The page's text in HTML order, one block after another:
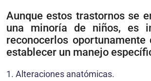
Aunque estos trastornos se
una minoría de niños, es
reconocerlos
establecer un manejo
1. Alteraciones anatómicas.